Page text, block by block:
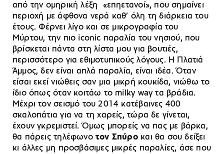
από την ομηρική λέξη «επηετανοί», που σημαίνει
περιοχή με άφθονα νερά καθ’ όλη τη διάρκεια του
έτους. Φέρνει λίγο και σε μικρογραφία του
Μύρτου, την πιο iconic παραλία του νησιού, που
βρίσκεται πάντα στη λίστα μου για βουτιές,
περισσότερο για εθιμοτυπικούς λόγους. Η Πλατιά
Άμμος, δεν είναι απλά παραλία, είναι ιδέα. Όταν
είσαι εκεί νιώθεις σαν μια μικρή κουκίδα, νιώθω το
ίδιο όπως όταν κοιτάω το milky way τα βράδια.
Μέχρι τον σεισμό του 2014 κατέβαινες 400
σκαλοπάτια για να τη χαρείς, τώρα δε γίνεται,
έχουν γκρεμιστεί. Όμως μπορείς να πας με βάρκα,
θα πάρεις τηλέφωνο τον Σπύροκαι θα σου δείξει
κι άλλες μη προσβάσιμες μικρές παραλίες, άσε που